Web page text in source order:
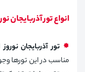
انواع تور آذربایجان
تور آذربایجان نوروز
مناسب در این تورها